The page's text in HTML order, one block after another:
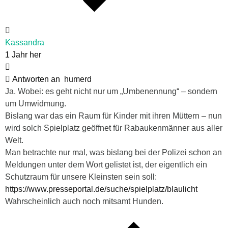
Kassandra
1 Jahr her
Antworten an
humerd
Ja. Wobei: es geht nicht nur um „Umbenennung“ – sondern
um Umwidmung.
Bislang war das ein Raum für Kinder mit ihren Müttern – nun
wird solch Spielplatz geöffnet für Rabaukenmänner aus aller
Welt.
Man betrachte nur mal, was bislang bei der Polizei schon an
Meldungen unter dem Wort gelistet ist, der eigentlich ein
Schutzraum für unsere Kleinsten sein soll:
https://www.presseportal.de/suche/spielplatz/blaulicht
Wahrscheinlich auch noch mitsamt Hunden.